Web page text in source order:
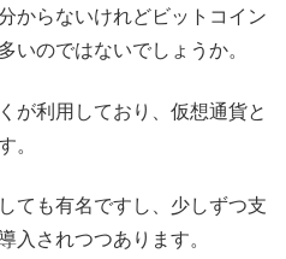
からないけれどビットコイン
いのではないでしょうか。
が利用しており、仮想通貨と
。
ても有名ですし、少しずつ支
入されつつあります。